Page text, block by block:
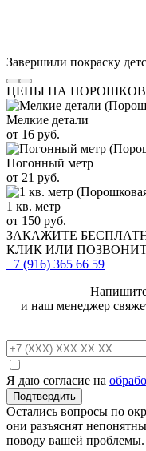
Завершили покраску
ЦЕНЫ НА
Мелкие детали
от 16 руб.
Погонный метр
от 21 руб.
1 кв. метр
от 150 руб.
ЗАКАЖИТЕ
КЛИК ИЛИ
+7 (916) 365 66 59
и наш менеджер
Я даю согласие на
Остались вопросы по
они разъяснят
поводу вашей проблемы.